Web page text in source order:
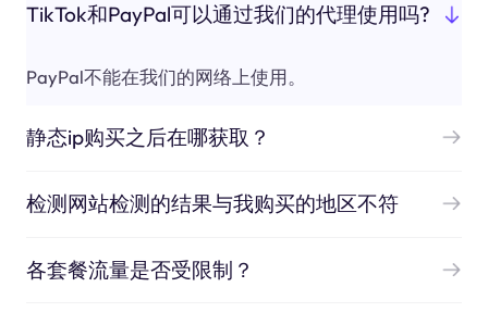
TikTok和PayPal可以通过我们的代理使用吗?
PayPal不能在我们的网络上使用。
静态ip购买之后在哪获取？
检测网站检测的结果与我购买的地区不符
各套餐流量是否受限制？